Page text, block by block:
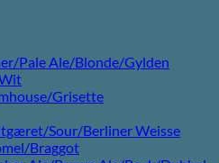
Pale Ale/Blonde/Gylden
Grisette
Sour/Berliner Weisse
Braggot